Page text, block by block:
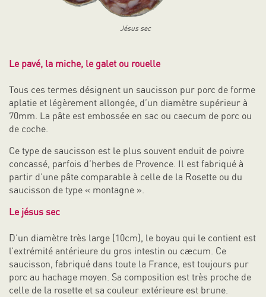
Jésus sec
Le pavé, la miche, le galet ou rouelle
Tous ces termes désignent un saucisson pur porc de forme
aplatie et légèrement allongée, d’un diamètre supérieur à
70mm. La pâte est embossée en sac ou caecum de porc ou
de coche.
Ce type de saucisson est le plus souvent enduit de poivre
concassé, parfois d’herbes de Provence. Il est fabriqué à
partir d’une pâte comparable à celle de la Rosette ou du
saucisson de type « montagne ».
Le jésus sec
D’un diamètre très large (10cm), le boyau qui le contient est
l’extrémité antérieure du gros intestin ou cæcum. Ce
saucisson, fabriqué dans toute la France, est toujours pur
porc au hachage moyen. Sa composition est très proche de
celle de la rosette et sa couleur extérieure est brune.